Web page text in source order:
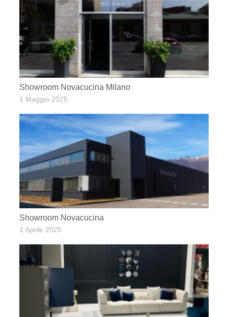
Showroom Novacucina Milano
1 Maggio 2025
Showroom Novacucina
1 Aprile 2025